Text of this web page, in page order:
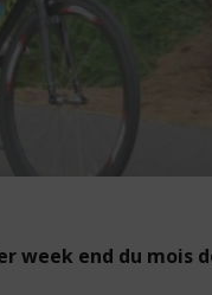
week end du mois